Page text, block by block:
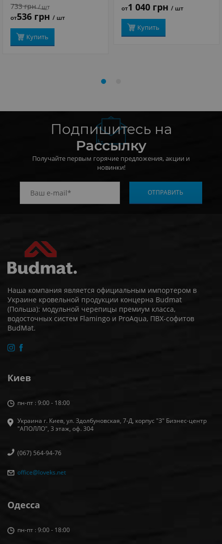
733 грн/ шт
от536 грн / шт
Купить
от1 040 грн / шт
Купить
Подпишитесь на
Рассылку
Получайте первым горячие предложения, акции и
новинки!
Наша компания является официальным импортером в
Украине кровельной продукции концерна Budmat
(Польша): модульной черепицы премиум класса,
водосточных систем Flamingo и ProAqua, ПВХ-софитов
BudMat.
Киев
пн-пт : 9:00 - 18:00
Украина г. Киев, ул. Здолбуновская, 7-Д, корпус "З" Бизнес-центр
"АПОЛЛО", 3 этаж, оф. 304
(067) 564-94-76
office@loveks.net
Одесса
пн-пт : 9:00 - 18:00